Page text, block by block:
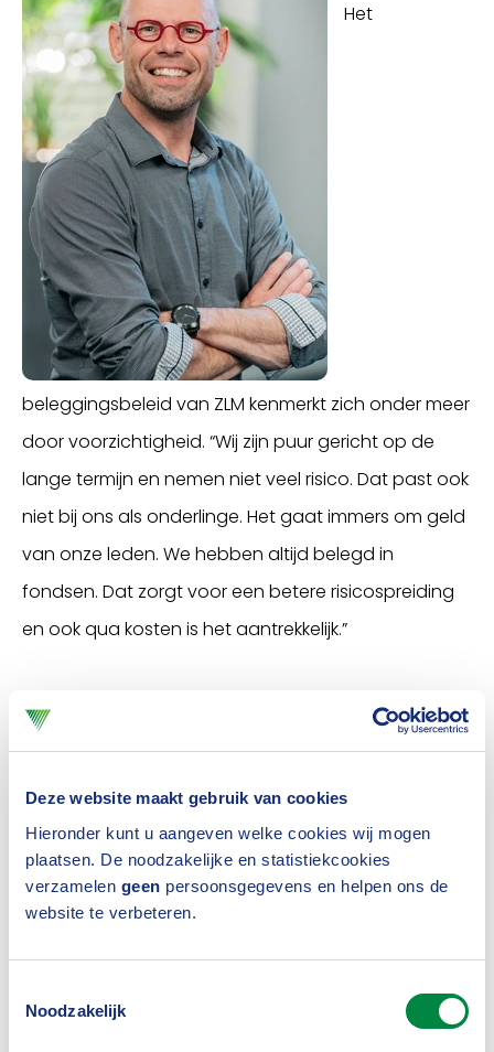
Deze website maakt gebruik van cookies
Hieronder kunt u aangeven welke cookies wij mogen
plaatsen. De noodzakelijke en statistiekcookies
verzamelen geen persoonsgegevens en helpen ons de
website te verbeteren.
Noodzakelijk
Het
beleggingsbeleid van ZLM kenmerkt zich onder meer
door voorzichtigheid. “Wij zijn puur gericht op de
lange termijn en nemen niet veel risico. Dat past ook
niet bij ons als onderlinge. Het gaat immers om geld
van onze leden. We hebben altijd belegd in
fondsen. Dat zorgt voor een betere risicospreiding
en ook qua kosten is het aantrekkelijk.”
ZLM heeft een speciale beleggingscommissie,
waarin naast de twee directieleden ook enkele
Adriaanse: “Samen zetten we het mandaat neer
voor de vermogensbeheerder. We maken
we waarin willen beleggen. Uiteraard houden we
daar een bepaalde bandbreedte aan zodat de